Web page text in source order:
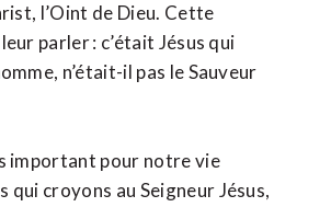
l’Oint de Dieu. Cette
parler : c’était Jésus qui
n’était-il pas le Sauveur
important pour notre vie
qui croyons au Seigneur Jésus,